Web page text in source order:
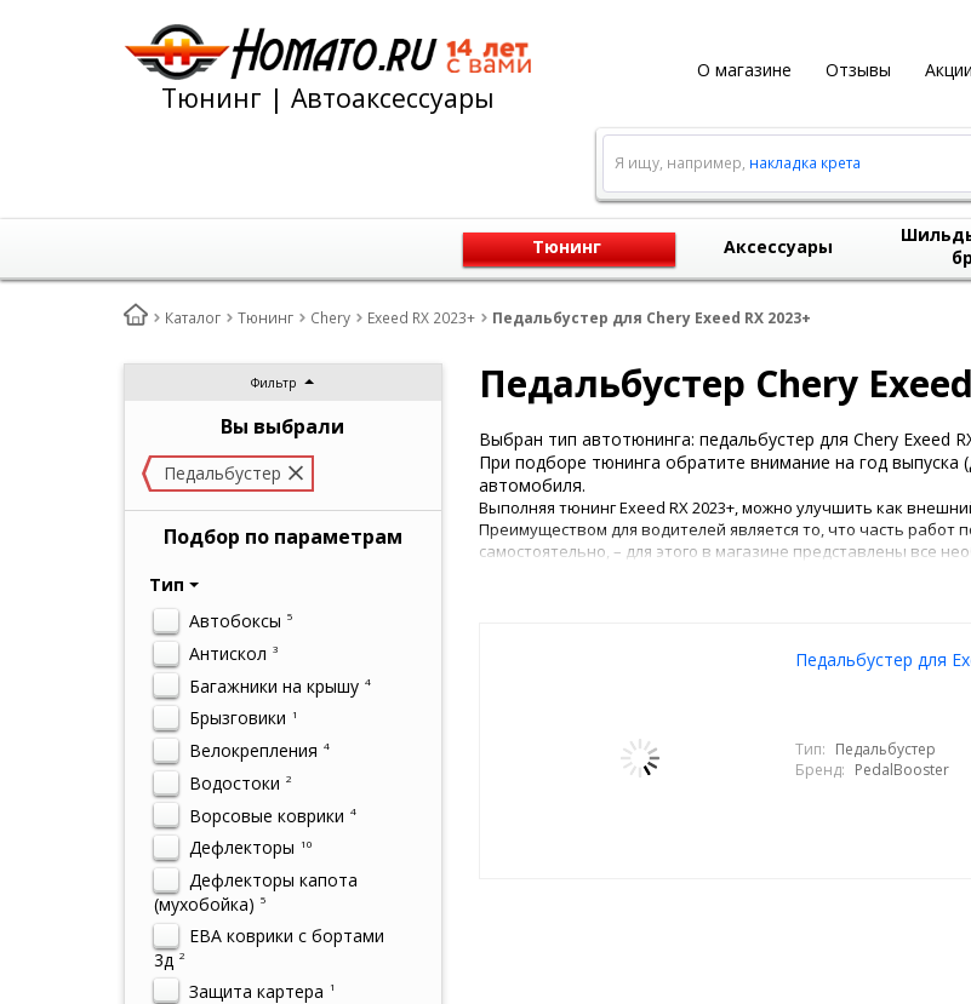
О магазине Отзывы Акции
Тюнинг | Автоаксессуары
Я ищу, например, накладка крета
Тюнинг Аксессуары
Каталог Тюнинг Chery Exeed RX 2023+ Педальбустер для Chery Exeed RX 2023+
Фильтр
Вы выбрали
Педальбустер
Подбор по параметрам
Тип
Автобоксы 5
Антискол 3
Багажники на крышу 4
Брызговики 1
Велокрепления 4
Водостоки 2
Ворсовые коврики 4
Дефлекторы 10
Дефлекторы капота
(мухобойка) 5
ЕВА коврики с бортами
3д 2
Защита картера 1
Педальбустер Chery
Выбран тип автотюнинга: педальбустер для Chery Exeed
При подборе тюнинга обратите внимание на год выпуска
автомобиля.
Выполняя тюнинг Exeed RX 2023+, можно улучшить как
Преимуществом для водителей является то, что часть
самостоятельно, – для этого в магазине представлены все
Педальбустер для
Тип: Педальбустер
Бренд: PedalBooster